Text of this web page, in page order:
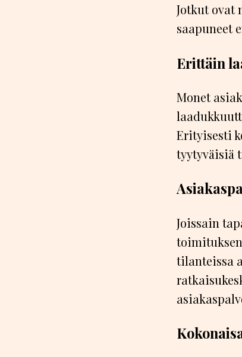
Jotkut ovat
saapuneet
Erittäin
Monet
Erityisesti
tyytyväisiä
Joissain
tilanteissa